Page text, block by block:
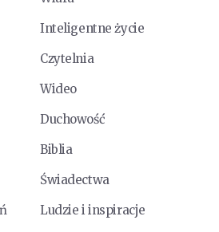
Inteligentne życie
Czytelnia
Wideo
Duchowość
Biblia
Świadectwa
Ludzie i inspiracje